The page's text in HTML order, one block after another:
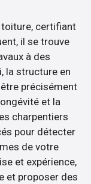
certifiant
il se trouve
à des
la structure en
précisément
et la
charpentiers
pour détecter
de votre
et expérience,
et proposer des